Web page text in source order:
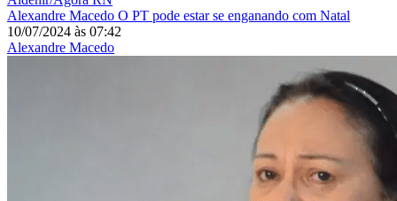
Alexandre Macedo O PT pode estar se enganando com Natal
10/07/2024 às 07:42
Alexandre Macedo